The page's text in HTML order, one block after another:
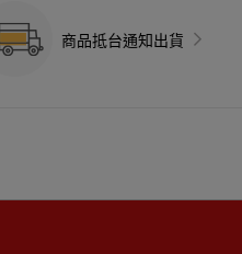
商品抵台通知出貨